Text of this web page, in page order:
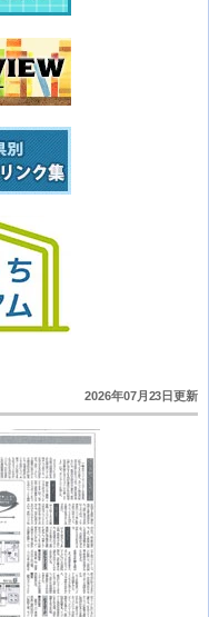
2026年07月23日更新